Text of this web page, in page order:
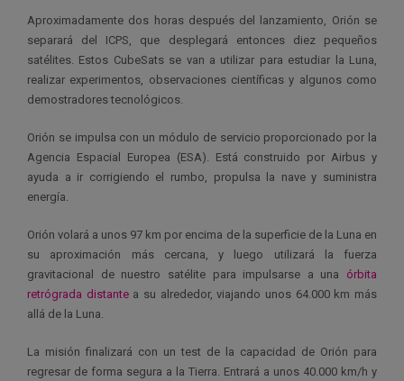
Aproximadamente dos horas después del lanzamiento, Orión se
separará del ICPS, que desplegará entonces diez pequeños
satélites. Estos CubeSats se van a utilizar para estudiar la Luna,
realizar experimentos, observaciones científicas y algunos como
demostradores tecnológicos.
Orión se impulsa con un módulo de servicio proporcionado por la
Agencia Espacial Europea (ESA). Está construido por Airbus y
ayuda a ir corrigiendo el rumbo, propulsa la nave y suministra
energía.
Orión volará a unos 97 km por encima de la superficie de la Luna en
su aproximación más cercana, y luego utilizará la fuerza
gravitacional de nuestro satélite para impulsarse a una órbita
retrógrada distantea su alrededor, viajando unos 64.000 km más
allá de la Luna.
La misión finalizará con un test de la capacidad de Orión para
regresar de forma segura a la Tierra. Entrará a unos 40.000 km/h y